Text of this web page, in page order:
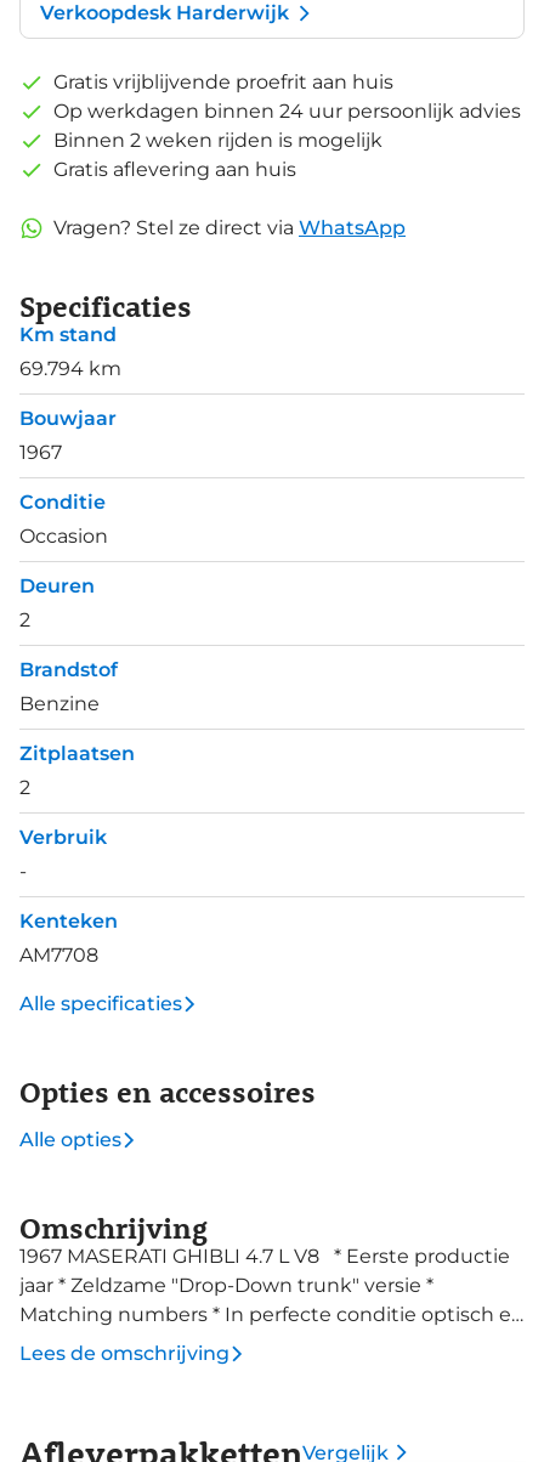
Verkoopdesk Harderwijk
Gratis vrijblijvende proefrit aan huis
Op werkdagen binnen 24 uur persoonlijk advies
Binnen 2 weken rijden is mogelijk
Gratis aflevering aan huis
Vragen? Stel ze direct via WhatsApp
Specificaties
Km stand
69.794 km
Bouwjaar
1967
Conditie
Occasion
Deuren
2
Brandstof
Benzine
Zitplaatsen
2
Verbruik
-
Kenteken
AM7708
Alle specificaties
Opties en accessoires
Alle opties
Omschrijving
1967 MASERATI GHIBLI 4.7 L V8 * Eerste productie
jaar * Zeldzame "Drop-Down trunk" versie *
Matching numbers * In perfecte conditie optisch en
technisch * Prachtige originele kleur Rosso Cordoba
Lees de omschrijving
AfleverpakkettenVergelijk